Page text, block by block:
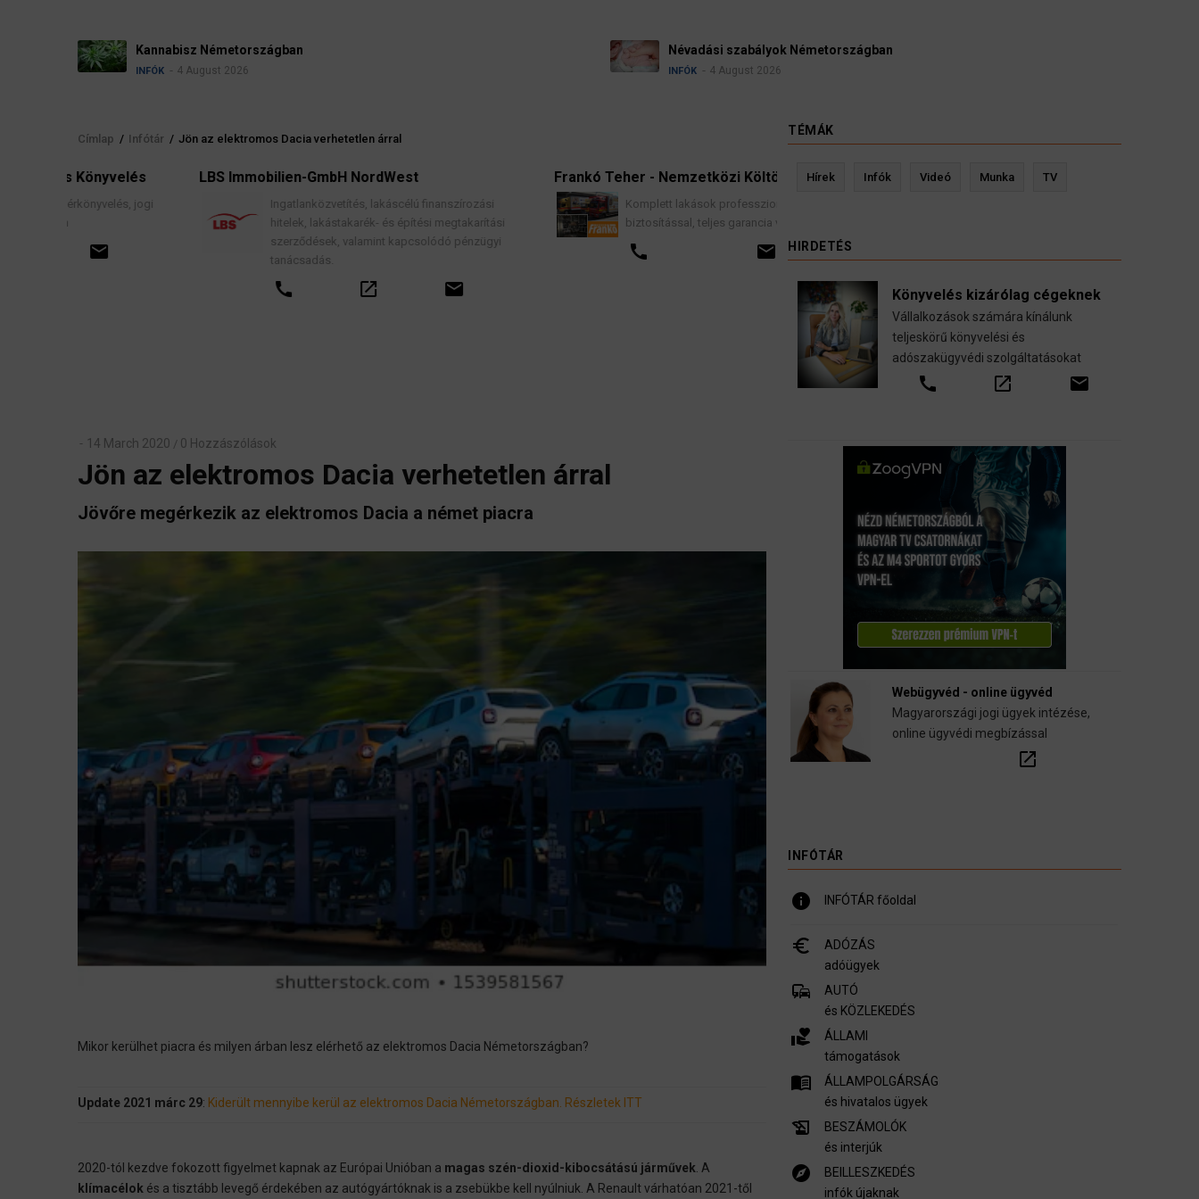
Névadási szabályok Németországban
INFÓK 4 August 2026
Ügyvédek, bírák és ügyészek szerint a német politikának mielőbb meg
kellene vizsgálnia egy pártbetiltási eljárás elindítását.
Morzsa
Címlap / Infótár / Jön az elektromos Dacia verhetetlen árral
LBS Immobilien-GmbH NordWest
Ingatlanközvetítés, lakáscélú finanszírozási
hitelek, lakástakarék- és építési megtakarítási
szerződések, valamint kapcsolódó pénzügyi
Frankó Teher - Nemzetközi Költöztetés
Komplett lakások professzionális költöztetése
biztosítással, teljes garancia vállalással.
email
Kevin Ressler biztosítási szakértő
14 March 2020 / 0 Hozzászólások
Jön az elektromos Dacia verhetetlen árral
Jövőre megérkezik az elektromos Dacia a német piacra
Mikor kerülhet piacra és milyen árban lesz elérhető az elektromos Dacia Németországban?
Update 2021 márc 29: Kiderült mennyibe kerül az elektromos Dacia Németországban. Részletek ITT
2020-tól kezdve fokozott figyelmet kapnak az Európai Unióban a magas szén-dioxid-kibocsátású járművek. A
klímacélok és a tisztább levegő érdekében az autógyártóknak is a zsebükbe kell nyúlniuk. A Renault várhatóan 2021-től
TÉMÁK
Hírek Infók Videó Munka TV
HIRDETÉS
Könyvelés kizárólag cégeknek
Vállalkozások számára kínálunk
teljeskörű könyvelési és
adószakügyvédi szolgáltatásokat
call open_in_new email
Webügyvéd - online ügyvéd
Magyarországi jogi ügyek intézése,
online ügyvédi megbízással
open_in_new
INFÓTÁR
info INFÓTÁR főoldal
euro_symbol
ADÓZÁS
adóügyek
commute
AUTÓ
és KÖZLEKEDÉS
volunteer_activism
ÁLLAMI
támogatások
menu_book
ÁLLAMPOLGÁRSÁG
és hivatalos ügyek
history_edu
BESZÁMOLÓK
és interjúk
explore
BEILLESZKEDÉS
infók újaknak